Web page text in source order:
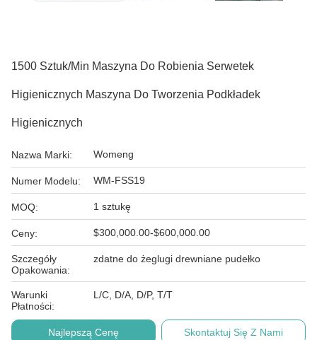
1500 Sztuk/min Maszyna Do Robienia Serwetek
Higienicznych Maszyna Do Tworzenia Podkładek
Higienicznych
Nazwa Marki: Womeng
Numer Modelu: WM-FSS19
MOQ: 1 sztukę
Ceny: $300,000.00-$600,000.00
Szczegóły
Opakowania:
zdatne do żeglugi drewniane pudełko
Warunki
Płatności:
L/C, D/A, D/P, T/T
Najlepszą Cenę Skontaktuj Się Z Nami